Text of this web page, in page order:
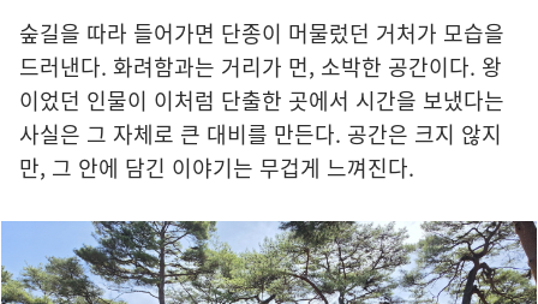
숲길을 따라 들어가면 단종이 머물렀던 거처가 모습을
드러낸다. 화려함과는 거리가 먼, 소박한 공간이다. 왕
이었던 인물이 이처럼 단출한 곳에서 시간을 보냈다는
사실은 그 자체로 큰 대비를 만든다. 공간은 크지 않지
만, 그 안에 담긴 이야기는 무겁게 느껴진다.